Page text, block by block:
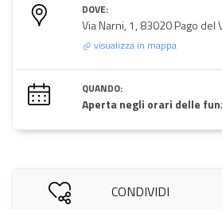
DOVE:
Via Narni, 1, 83020 Pago del
visualizza in mappa
QUANDO:
Aperta negli orari delle
CONDIVIDI